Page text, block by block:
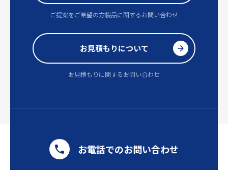
ご提案をご希望の方製品に関するお問い合わせ
お見積もりについて
お見積もりに関するお問い合わせ
お電話でのお問い合わせ